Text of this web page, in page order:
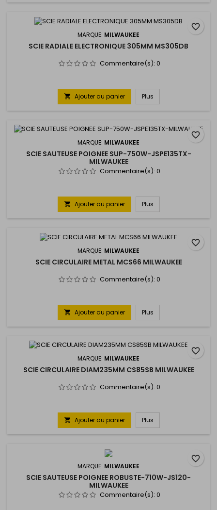
MARQUE: MILWAUKEE
SCIE RADIALE ELECTRONIQUE 305MM MS305DB
Commentaire(s): 0
 Ajouter au panier Plus
favorite_border
MARQUE: MILWAUKEE
SCIE SAUTEUSE POIGNEE SUP-750W-JSPE135TX-
MILWAUKEE
Commentaire(s): 0
 Ajouter au panier Plus
favorite_border
MARQUE: MILWAUKEE
SCIE CIRCULAIRE METAL MCS66 MILWAUKEE
Commentaire(s): 0
 Ajouter au panier Plus
favorite_border
MARQUE: MILWAUKEE
SCIE CIRCULAIRE DIAM235MM CS85SB MILWAUKEE
Commentaire(s): 0
 Ajouter au panier Plus
favorite_border
MARQUE: MILWAUKEE
SCIE SAUTEUSE POIGNEE ROBUSTE-710W-JS120-
MILWAUKEE
Commentaire(s): 0
favorite_border